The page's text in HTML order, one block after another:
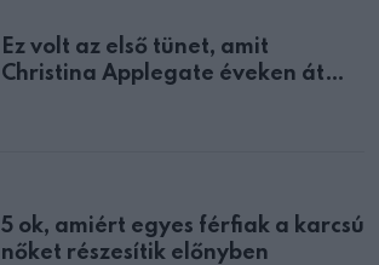
Ez volt az első tünet, amit
Christina Applegate éveken át
5 ok, amiért egyes férfiak a karcsú
nőket részesítik előnyben